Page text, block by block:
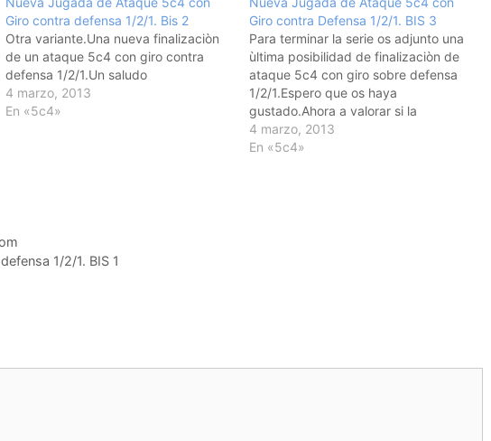
Giro contra defensa 1/2/1. Bis 2
Otra variante.Una nueva finalizaciòn
de un ataque 5c4 con giro contra
defensa 1/2/1.Un saludo
4 marzo, 2013
En «5c4»
Giro contra Defensa 1/2/1. BIS 3
Para terminar la serie os adjunto una
ùltima posibilidad de finalizaciòn de
ataque 5c4 con giro sobre defensa
1/2/1.Espero que os haya
gustado.Ahora a valorar si la
podemos utilizar y a ponernos manos
a la obra.Un saludo@vallefutsal
4 marzo, 2013
En «5c4»
1/2/1. BIS 1